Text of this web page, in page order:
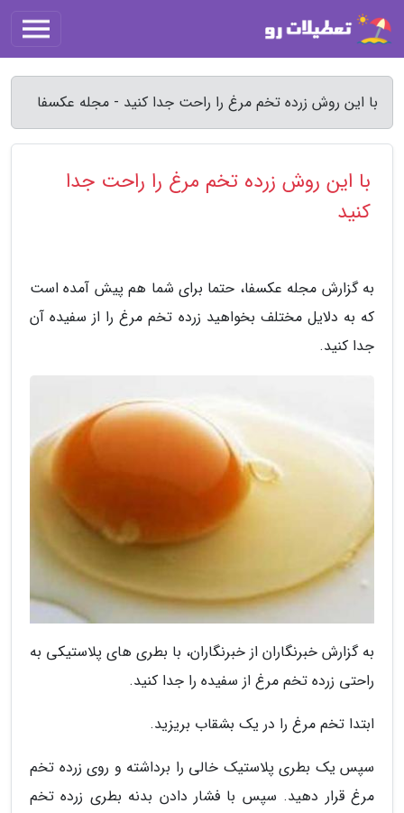
با این روش زرده تخم مرغ را راحت جدا کنید - مجله عکسفا
با این روش زرده تخم مرغ را راحت جدا
کنید
به گزارش مجله عکسفا، حتما برای شما هم پیش آمده است
که به دلایل مختلف بخواهید زرده تخم مرغ را از سفیده آن
جدا کنید.
به گزارش خبرنگاران از خبرنگاران، با بطری های پلاستیکی به
راحتی زرده تخم مرغ از سفیده را جدا کنید.
ابتدا تخم مرغ را در یک بشقاب بریزید.
سپس یک بطری پلاستیک خالی را برداشته و روی زرده تخم
مرغ قرار دهید. سپس با فشار دادن بدنه بطری زرده تخم